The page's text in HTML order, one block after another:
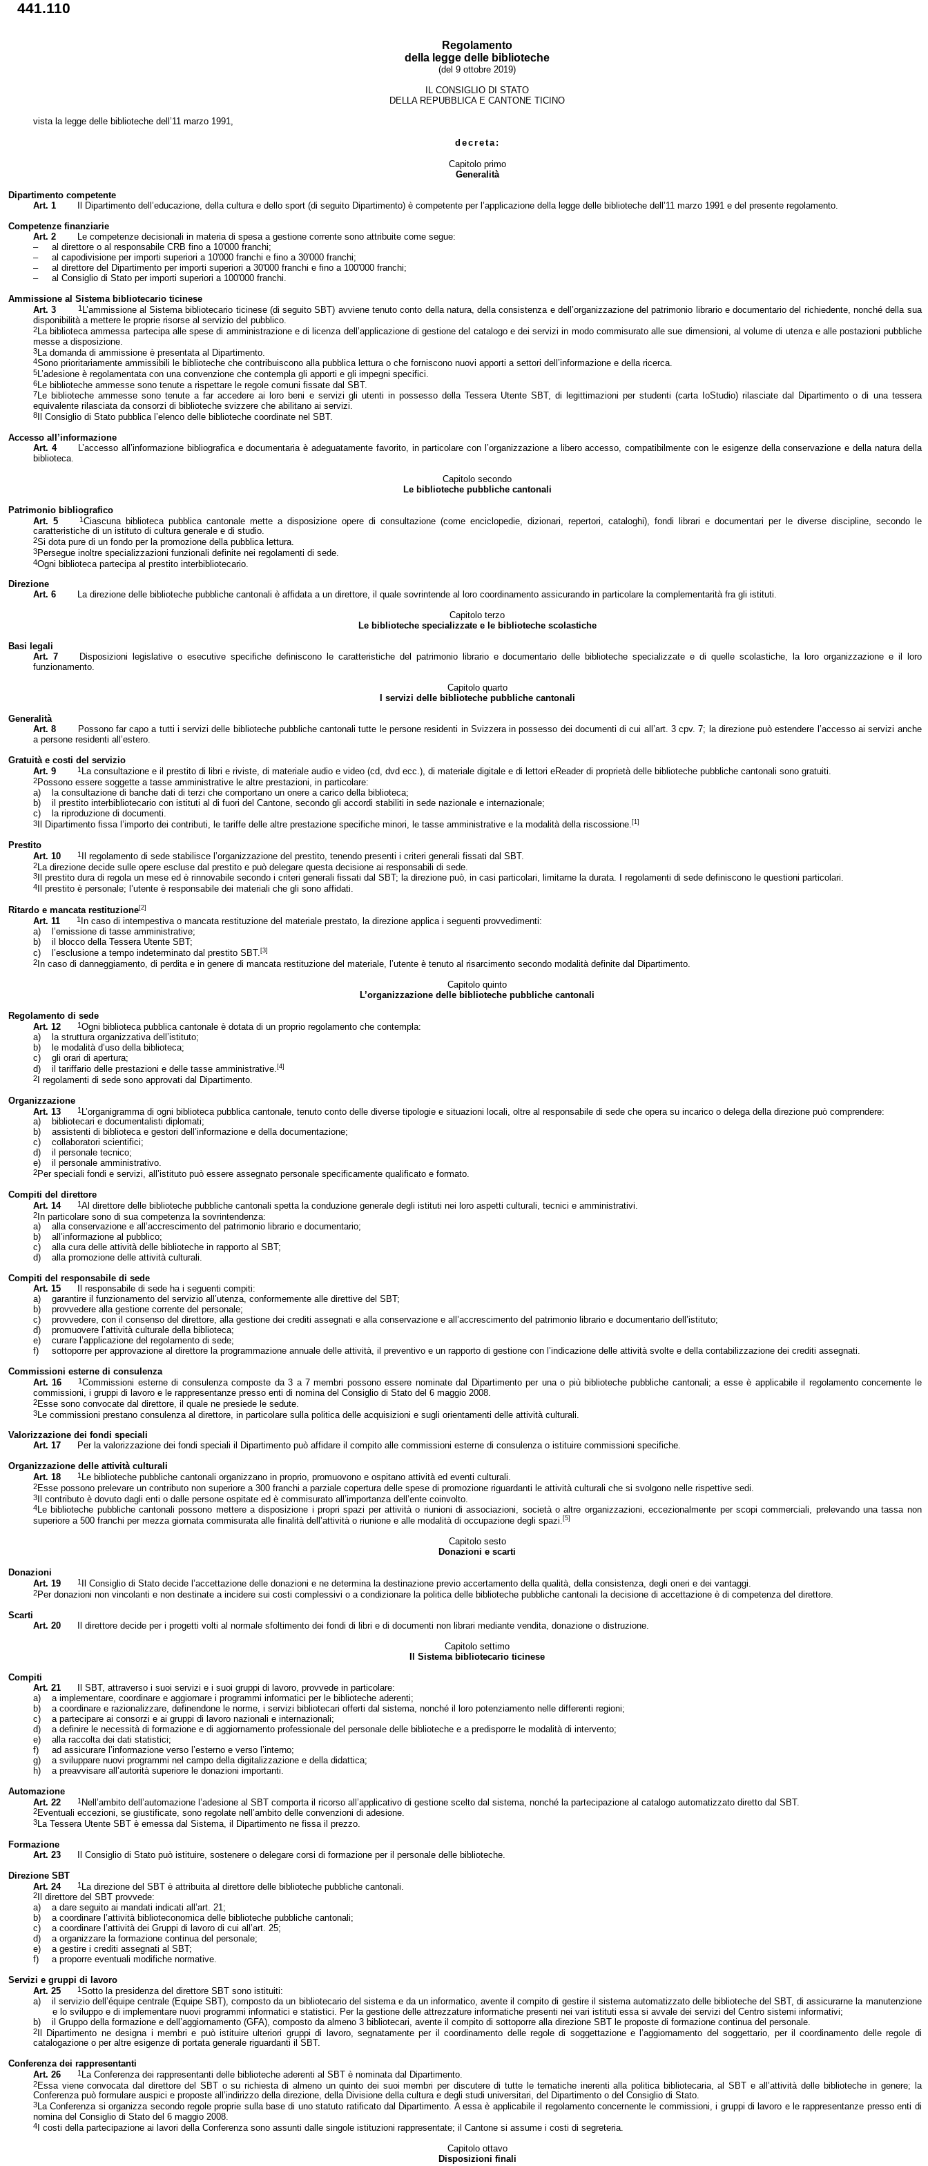
441.110
Regolamento
della legge delle biblioteche
(del 9 ottobre 2019)
IL CONSIGLIO DI STATO
DELLA REPUBBLICA E CANTONE TICINO
vista la legge delle biblioteche dell’11 marzo 1991,
decreta:
Capitolo primo
Generalità
Dipartimento competente
Art. 1
Il Dipartimento dell’educazione, della cultura e dello sport (di seguito Dipartimento) è competente per l’applicazione della legge delle biblioteche dell’11 marzo 1991 e del presente regolamento.
Competenze finanziarie
Art. 2
Le competenze decisionali in materia di spesa a gestione corrente sono attribuite come segue:
–
al direttore o al responsabile CRB fino a 10'000 franchi;
–
al capodivisione per importi superiori a 10'000 franchi e fino a 30'000 franchi;
–
al direttore del Dipartimento per importi superiori a 30'000 franchi e fino a 100'000 franchi;
–
al Consiglio di Stato per importi superiori a 100'000 franchi.
Ammissione al Sistema bibliotecario ticinese
Art. 3
1L’ammissione al Sistema bibliotecario ticinese (di seguito SBT) avviene tenuto conto della natura, della consistenza e dell’organizzazione del patrimonio librario e documentario del richiedente, nonché della sua
disponibilità a mettere le proprie risorse al servizio del pubblico.
2La biblioteca ammessa partecipa alle spese di amministrazione e di licenza dell’applicazione di gestione del catalogo e dei servizi in modo commisurato alle sue dimensioni, al volume di utenza e alle postazioni pubbliche
messe a disposizione.
3La domanda di ammissione è presentata al Dipartimento.
4Sono prioritariamente ammissibili le biblioteche che contribuiscono alla pubblica lettura o che forniscono nuovi apporti a settori dell’informazione e della ricerca.
5L’adesione è regolamentata con una convenzione che contempla gli apporti e gli impegni specifici.
6Le biblioteche ammesse sono tenute a rispettare le regole comuni fissate dal SBT.
7Le biblioteche ammesse sono tenute a far accedere ai loro beni e servizi gli utenti in possesso della Tessera Utente SBT, di legittimazioni per studenti (carta IoStudio) rilasciate dal Dipartimento o di una tessera
equivalente rilasciata da consorzi di biblioteche svizzere che abilitano ai servizi.
8Il Consiglio di Stato pubblica l’elenco delle biblioteche coordinate nel SBT.
Accesso all’informazione
Art. 4
L’accesso all’informazione bibliografica e documentaria è adeguatamente favorito, in particolare con l’organizzazione a libero accesso, compatibilmente con le esigenze della conservazione e della natura della
biblioteca.
Capitolo secondo
Le biblioteche pubbliche cantonali
Patrimonio bibliografico
Art. 5
1Ciascuna biblioteca pubblica cantonale mette a disposizione opere di consultazione (come enciclopedie, dizionari, repertori, cataloghi), fondi librari e documentari per le diverse discipline, secondo le
caratteristiche di un istituto di cultura generale e di studio.
2Si dota pure di un fondo per la promozione della pubblica lettura.
3Persegue inoltre specializzazioni funzionali definite nei regolamenti di sede.
4Ogni biblioteca partecipa al prestito interbibliotecario.
Direzione
Art. 6
La direzione delle biblioteche pubbliche cantonali è affidata a un direttore, il qualesovrintende al loro coordinamento assicurando in particolare la complementarità fra gli istituti.
Capitolo terzo
Le biblioteche specializzate e le biblioteche scolastiche
Basi legali
Art. 7
Disposizioni legislative o esecutive specifiche definiscono le caratteristiche del patrimonio librario e documentario delle biblioteche specializzate e di quelle scolastiche, la loro organizzazione e il loro
funzionamento.
Capitolo quarto
I servizi delle biblioteche pubbliche cantonali
Generalità
Art. 8
Possono far capo a tutti i servizi delle biblioteche pubbliche cantonali tutte le persone residenti in Svizzera in possesso dei documenti di cui all’art. 3 cpv. 7; la direzione può estendere l’accesso ai servizi anche
a persone residenti all’estero.
Gratuità e costi del servizio
Art. 9
1 La consultazione e il prestito di libri e riviste, di materiale audio e video (cd, dvd ecc.), di materiale digitale e di lettori eReader di proprietà delle biblioteche pubbliche cantonali sono gratuiti.
2Possono essere soggette a tasse amministrative le altre prestazioni, in particolare:
a)
la consultazione di banche dati di terzi che comportano un onere a carico della biblioteca;
b)
il prestito interbibliotecario con istituti al di fuori del Cantone, secondo gli accordi stabiliti in sede nazionale e internazionale;
c)
la riproduzione di documenti.
3 Il Dipartimento fissa l’importo dei contributi, le tariffe delle altre prestazione specifiche minori, le tasse amministrative e la modalità della riscossione. [1]
Prestito
Art. 10
1Il regolamento di sede stabilisce l’organizzazione del prestito, tenendo presenti i criteri generali fissati dal SBT.
2La direzione decide sulle opere escluse dal prestito e può delegare questa decisione ai responsabili di sede.
3 Il prestito dura di regola un mese ed è rinnovabile secondo i criteri generali fissati dal SBT; la direzione può, in casi particolari, limitarne la durata. I regolamenti di sede definiscono le questioni particolari.
4Il prestito è personale; l’utente è responsabile dei materiali che gli sono affidati.
Ritardo e mancata restituzione[2]
Art. 11 1In caso di intempestiva o mancata restituzione del materiale prestato, la direzione applica i seguenti provvedimenti:
a)
l’emissione di tasse amministrative;
b)
il blocco della Tessera Utente SBT;
c)
l’esclusione a tempo indeterminato dal prestito SBT.[3]
2 In caso di danneggiamento, di perdita e in genere di mancata restituzione del materiale, l’utente è tenuto al risarcimento secondo modalità definite dal Dipartimento.
Capitolo quinto
L’organizzazione delle biblioteche pubbliche cantonali
Regolamento di sede
Art. 12
1Ogni biblioteca pubblica cantonale è dotata di un proprio regolamento che contempla:
a)
la struttura organizzativa dell’istituto;
b)
le modalità d’uso della biblioteca;
c)
gli orari di apertura;
d)
il tariffario delle prestazioni e delle tasse amministrative. [4]
2I regolamenti di sede sono approvati dal Dipartimento.
Organizzazione
Art. 13
1L’organigramma di ogni biblioteca pubblica cantonale, tenuto conto delle diverse tipologie e situazioni locali, oltre al responsabile di sede che opera su incarico o delega della direzione può comprendere:
a)
bibliotecari e documentalisti diplomati;
b)
assistenti di biblioteca e gestori dell’informazione e della documentazione;
c)
collaboratori scientifici;
d)
il personale tecnico;
e)
il personale amministrativo.
2Per speciali fondi e servizi, all’istituto può essere assegnato personale specificamente qualificato e formato.
Compiti del direttore
Art. 14
1Al direttore delle biblioteche pubbliche cantonali spetta la conduzione generale degli istituti nei loro aspetti culturali, tecnici e amministrativi.
2In particolare sono di sua competenza la sovrintendenza:
a)
alla conservazione e all’accrescimento del patrimonio librario e documentario;
b)
all’informazione al pubblico;
c)
alla cura delle attività delle biblioteche in rapporto al SBT;
d)
alla promozione delle attività culturali.
Compiti del responsabile di sede
Art. 15
Il responsabile di sede ha i seguenti compiti:
a)
garantire il funzionamento del servizio all’utenza, conformemente alle direttive del SBT;
b)
provvedere alla gestione corrente del personale;
c)
provvedere, con il consenso del direttore, alla gestione dei crediti assegnati e alla conservazione e all’accrescimento del patrimonio librario e documentario dell’istituto;
d)
promuovere l’attività culturale della biblioteca;
e)
curare l’applicazione del regolamento di sede;
f)
sottoporre per approvazione al direttore la programmazione annuale delle attività, il preventivo e un rapporto di gestione con l’indicazione delle attività svolte e della contabilizzazione dei crediti assegnati.
Commissioni esterne di consulenza
Art. 16
1Commissioni esterne di consulenza composte da 3 a 7 membri possono essere nominate dal Dipartimento per una o più biblioteche pubbliche cantonali; a esse è applicabile il regolamentoconcernente le
commissioni, i gruppi di lavoro e le rappresentanze presso enti di nomina del Consiglio di Stato del 6 maggio 2008.
2Esse sono convocate dal direttore, il quale ne presiede le sedute.
3Le commissioni prestano consulenza al direttore, in particolare sulla politica delle acquisizioni e sugli orientamenti delle attività culturali.
Valorizzazione dei fondi speciali
Art. 17
Per la valorizzazione dei fondi speciali il Dipartimento può affidare il compito alle commissioni esterne di consulenza o istituire commissioni specifiche.
Organizzazione delle attività culturali
Art. 18
1 Le biblioteche pubbliche cantonali organizzano in proprio, promuovono e ospitano attività ed eventi culturali.
2Esse possono prelevare un contributo non superiore a 300 franchi a parziale copertura delle spese di promozione riguardanti le attività culturali che si svolgono nelle rispettive sedi.
3Il contributo è dovuto dagli enti o dalle persone ospitate ed è commisurato all’importanza dell’ente coinvolto.
4 Le biblioteche pubbliche cantonali possono mettere a disposizione i propri spazi per attività o riunioni di associazioni, società o altre organizzazioni, eccezionalmente per scopi commerciali, prelevando una tassa non
superiore a 500 franchi per mezza giornata commisurata alle finalità dell’attività o riunione e alle modalità di occupazione degli spazi. [5]
Capitolo sesto
Donazioni e scarti
Donazioni
Art. 19
1 Il Consiglio di Stato decide l’accettazione delle donazioni e ne determina la destinazione previo accertamento della qualità, della consistenza, degli oneri e dei vantaggi.
2Per donazioni non vincolanti e non destinate a incidere sui costi complessivi o a condizionare la politica delle biblioteche pubbliche cantonali la decisione di accettazione è di competenza del direttore.
Scarti
Art. 20
Il direttore decide per i progetti volti al normale sfoltimento dei fondi di libri e di documenti non librari mediante vendita, donazione o distruzione.
Capitolo settimo
Il Sistema bibliotecario ticinese
Compiti
Art. 21
Il SBT, attraverso i suoi servizi e i suoi gruppi di lavoro, provvede in particolare:
a)
a implementare, coordinare e aggiornare i programmi informatici per le biblioteche aderenti;
b)
a coordinare e razionalizzare, definendone le norme, i servizi bibliotecari offerti dal sistema, nonché il loro potenziamento nelle differenti regioni;
c)
a partecipare ai consorzi e ai gruppi di lavoro nazionali e internazionali;
d)
a definire le necessità di formazione e di aggiornamento professionale del personale delle biblioteche e a predisporre le modalità di intervento;
e)
alla raccolta dei dati statistici;
f)
ad assicurare l’informazione verso l’esterno e verso l’interno;
g)
a sviluppare nuovi programmi nel campo della digitalizzazione e della didattica;
h)
a preavvisare all’autorità superiore le donazioni importanti.
Automazione
Art. 22
1Nell’ambito dell’automazione l’adesione al SBT comporta il ricorso all’applicativo di gestione scelto dal sistema, nonché la partecipazione al catalogo automatizzato diretto dal SBT.
2Eventuali eccezioni, se giustificate, sono regolate nell’ambito delle convenzioni di adesione.
3La Tessera Utente SBT è emessa dal Sistema, il Dipartimento ne fissa il prezzo.
Formazione
Art. 23
Il Consiglio di Stato può istituire, sostenere o delegare corsi di formazione per il personale delle biblioteche.
Direzione SBT
Art. 24
1La direzione del SBT è attribuita al direttore delle biblioteche pubbliche cantonali.
2
Il direttore del SBT provvede:
a)
a dare seguito ai mandati indicati all’art. 21;
b)
a coordinare l’attività biblioteconomica delle biblioteche pubbliche cantonali;
c)
a coordinare l’attività dei Gruppi di lavoro di cui all’art. 25;
d)
a organizzare la formazione continua del personale;
e)
a gestire i crediti assegnati al SBT;
f)
a proporre eventuali modifiche normative.
Servizi e gruppi di lavoro
Art. 25
1Sotto la presidenza del direttore SBT sono istituiti:
a)
il servizio dell’équipe centrale (Equipe SBT), composto da un bibliotecario del sistema e da un informatico, avente il compito di gestire il sistema automatizzato delle biblioteche del SBT, di assicurarne la manutenzione
e lo sviluppo e di implementare nuovi programmi informatici e statistici. Per la gestione delle attrezzature informatiche presenti nei vari istituti essa si avvale dei servizi del Centro sistemi informativi;
b)
il Gruppo della formazione e dell’aggiornamento (GFA), composto da almeno 3 bibliotecari, avente il compito di sottoporre alla direzione SBT le proposte di formazione continua del personale.
2Il Dipartimento ne designa i membri e può istituire ulteriori gruppi di lavoro, segnatamente per il coordinamento delle regole di soggettazione e l’aggiornamento del soggettario, per il coordinamento delle regole di
catalogazione o per altre esigenze di portata generale riguardanti il SBT.
Conferenza dei rappresentanti
Art. 26
1La Conferenza dei rappresentanti delle biblioteche aderenti al SBT è nominata dal Dipartimento.
2Essa viene convocata dal direttore del SBT o su richiesta di almeno un quinto dei suoi membri per discutere di tutte le tematiche inerenti alla politica bibliotecaria, al SBT e all’attività delle biblioteche in genere; la
Conferenza può formulare auspici e proposte all’indirizzo della direzione, della Divisione della cultura e degli studi universitari, del Dipartimento o del Consiglio di Stato.
3La Conferenza si organizza secondo regole proprie sulla base di uno statuto ratificato dal Dipartimento. Aessa è applicabile il regolamento concernente le commissioni, i gruppi di lavoro e le rappresentanze presso enti di
nomina del Consiglio di Stato del 6 maggio 2008.
4
I costi della partecipazione ai lavori della Conferenza sono assunti dalle singole istituzioni rappresentate; il Cantone si assume i costi di segreteria.
Capitolo ottavo
Disposizioni finali